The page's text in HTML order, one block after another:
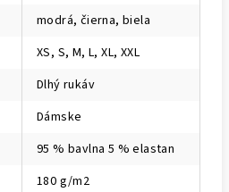
modrá, čierna, biela
XS, S, M, L, XL, XXL
Dlhý rukáv
Dámske
95 % bavlna 5 % elastan
180 g/m2